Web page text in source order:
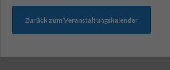
Zurück zum Veranstaltungskalender